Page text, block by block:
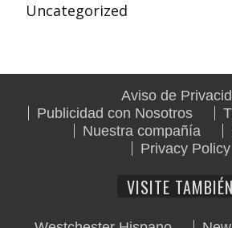
Uncategorized
Aviso de
Publicidad con Nosotros
Nuestra compañía
Privacy Policy
VISITE TAMBIÉN